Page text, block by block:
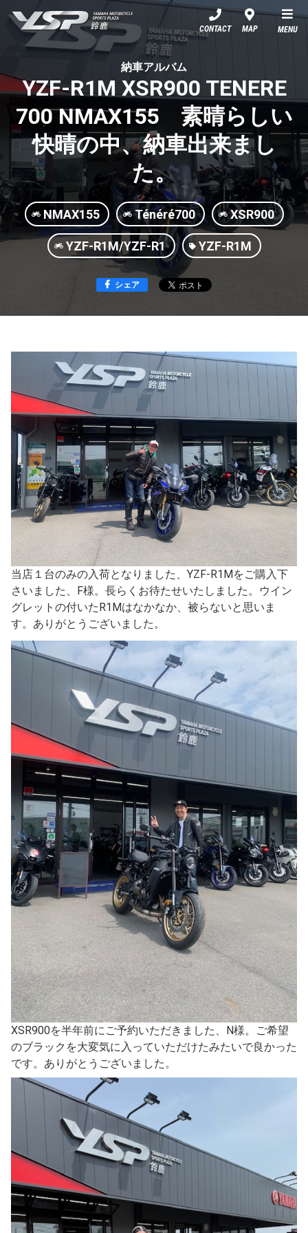
CONTACT MAP MENU
納車アルバム
YZF-R1M XSR900 TENERE
700 NMAX155 素晴らしい
快晴の中、納車出来まし
た。
NMAX155 Ténéré700 XSR900
YZF-R1M/YZF-R1 YZF-R1M
シェア
当店１台のみの入荷となりました、YZF-R1Mをご購入下
さいました、F様。長らくお待たせいたしました。ウイン
グレットの付いたR1Mはなかなか、被らないと思いま
す。ありがとうございました。
XSR900を半年前にご予約いただきました、N様。ご希望
のブラックを大変気に入っていただけたみたいで良かった
です。ありがとうございました。